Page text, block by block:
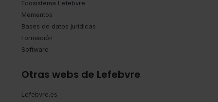
navegador. Si no seleccionas ninguna utilizaremos las
que sean indispensables para la navegación.
Saber más acerca de las cookies
Ecosistema Lefebvre
Mementos
Bases de datos jurídicas
Formación
Software
Otras webs de Lefebvre
Lefebvre.es